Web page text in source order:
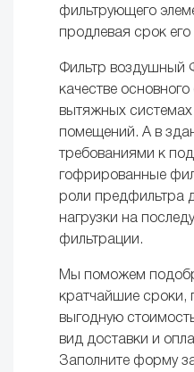
фильтрующего
продлевая срок
Фильтр воздушный
качестве
вытяжных системах
помещений. А в
требованиями к
гофрированные
роли предфильтра
нагрузки на
фильтрации.
Мы поможем
кратчайшие сроки,
выгодную
вид доставки и
Заполните форму